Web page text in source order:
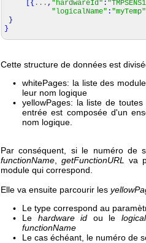
{ ... , "hardwareId" :
"logicalName" : "myTemp"
}
}
Cette structure de données est
whitePages: la liste des
leur nom logique
yellowPages: la liste de
entrée est composée d'un
nom logique.
Par conséquent, si le numéro de
functionName
getFunctionURL va
module qui correspond.
Elle va ensuite parcourir les
Le type correspond au
Le hardware id ou le
functionName
Le cas échéant, le numéro de